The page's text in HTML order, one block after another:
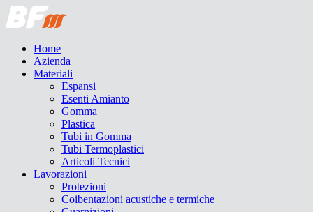
Home
Azienda
Materiali
Espansi
Esenti Amianto
Gomma
Plastica
Tubi in Gomma
Tubi Termoplastici
Articoli Tecnici
Lavorazioni
Protezioni
Coibentazioni acustiche e termiche